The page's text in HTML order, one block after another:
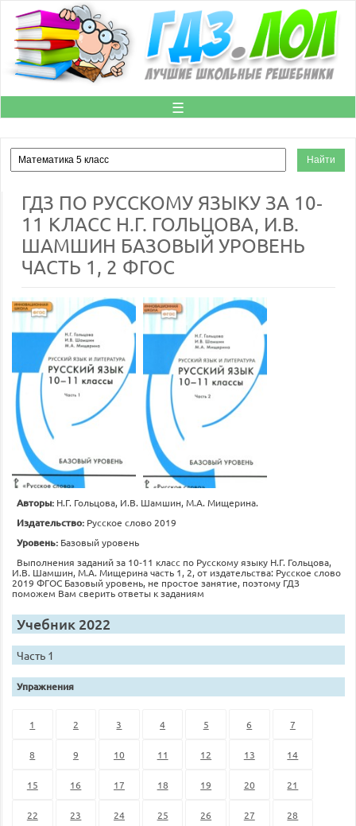
☰
ГДЗ ПО РУССКОМУ ЯЗЫКУ ЗА 10‐
11 КЛАСС Н.Г. ГОЛЬЦОВА, И.В.
ШАМШИН БАЗОВЫЙ УРОВЕНЬ
ЧАСТЬ 1, 2 ФГОС
Авторы: Н.Г. Гольцова, И.В. Шамшин, М.А. Мищерина.
Издательство: Русское слово 2019
Уровень: Базовый уровень
Выполнения заданий за 10‐11 класс по Русскому языку Н.Г. Гольцова,
И.В. Шамшин, М.А. Мищерина часть 1, 2, от издательства: Русское слово
2019 ФГОС Базовый уровень, не простое занятие, поэтому ГДЗ
поможем Вам сверить ответы к заданиям
Учебник 2022
Часть 1
Упражнения
1 2 3 4 5 6 7
8 9 10 11 12 13 14
15 16 17 18 19 20 21
22 23 24 25 26 27 28